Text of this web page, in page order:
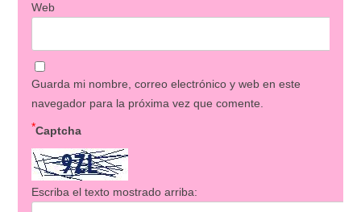
Web
Guarda mi nombre, correo electrónico y web en este
navegador para la próxima vez que comente.
Captcha
*
Escriba el texto mostrado arriba: